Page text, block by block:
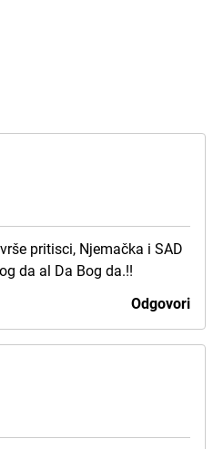
pritisci, Njemačka i SAD
da al Da Bog da.!!
Odgovori